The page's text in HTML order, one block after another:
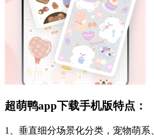
超萌鸭app下载手机版特点：
1、垂直细分场景化分类，宠物萌